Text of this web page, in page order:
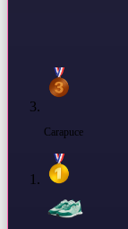
Carapuce